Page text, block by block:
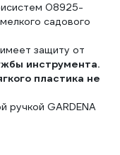
08925-
садового
защиту от
инструмента.
пластика не
ручкой GARDENA